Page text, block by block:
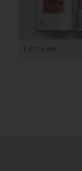
1 417 x 966